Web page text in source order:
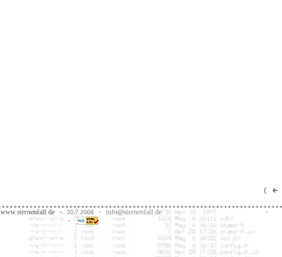
(
www.sternenfall.de · 30.7.2006 · info@sternenfall.de
·